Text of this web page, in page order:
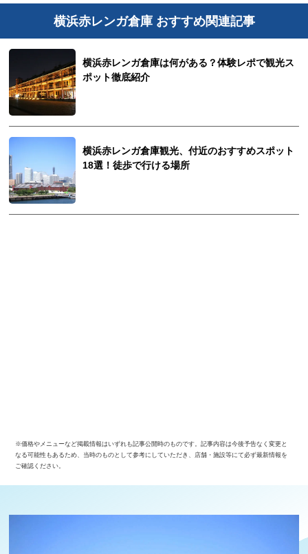
横浜赤レンガ倉庫 おすすめ関連記事
横浜赤レンガ倉庫は何がある？体験レポで観光ス
ポット徹底紹介
横浜赤レンガ倉庫観光、付近のおすすめスポット
18選！徒歩で行ける場所
※価格やメニューなど掲載情報はいずれも記事公開時のものです。記事内容は今後予告なく変更と
なる可能性もあるため、当時のものとして参考にしていただき、店舗・施設等にて必ず最新情報を
ご確認ください。